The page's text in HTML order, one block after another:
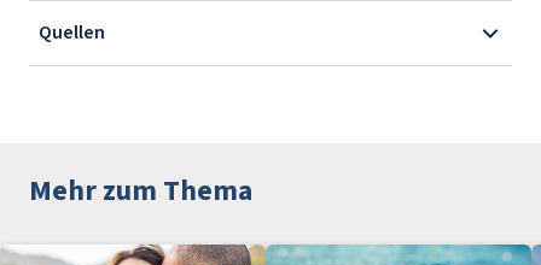
Quellen
Mehr zum Thema